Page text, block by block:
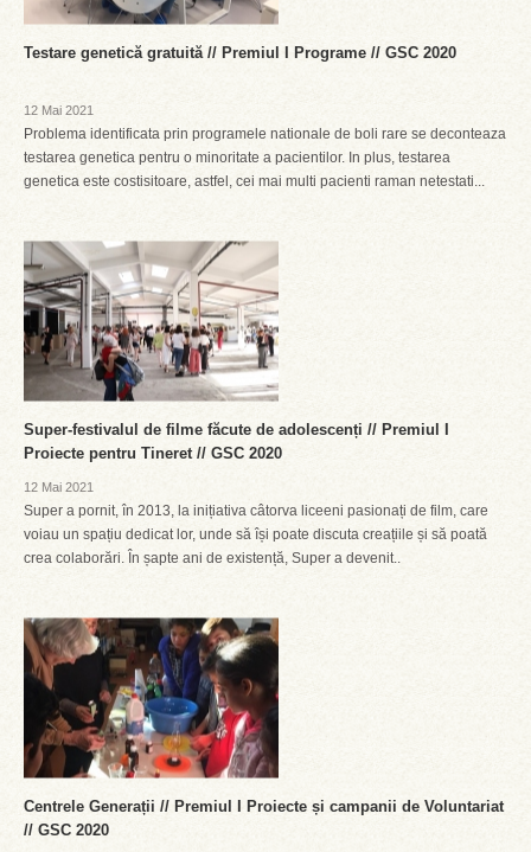
Testare genetică gratuită // Premiul I Programe // GSC 2020
12 Mai 2021
Problema identificata prin programele nationale de boli rare se deconteaza
testarea genetica pentru o minoritate a pacientilor. In plus, testarea
genetica este costisitoare, astfel, cei mai multi pacienti raman netestati...
Super-festivalul de filme făcute de adolescenți // Premiul I
Proiecte pentru Tineret // GSC 2020
12 Mai 2021
Super a pornit, în 2013, la inițiativa câtorva liceeni pasionați de film, care
voiau un spațiu dedicat lor, unde să își poate discuta creațiile și să poată
crea colaborări. În șapte ani de existență, Super a devenit..
Centrele Generații // Premiul I Proiecte și campanii de Voluntariat
// GSC 2020